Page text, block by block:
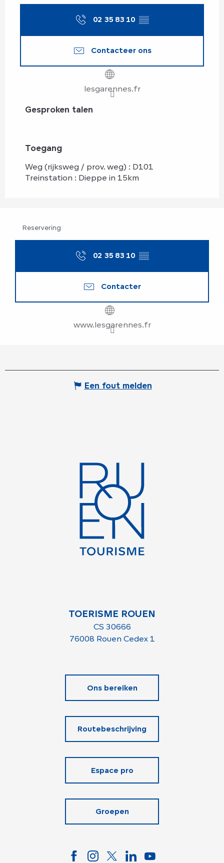
02 35 83 10 ▒▒
Contacteer ons
lesgarennes.fr
Gesproken talen
Gesproken talen
Toegang
Toegang
Weg (rijksweg / prov. weg) : D101
Treinstation : Dieppe in 15km
Reservering
02 35 83 10 ▒▒
Contacter
www.lesgarennes.fr
Een fout melden
TOERISME ROUEN
CS 30666
76008 Rouen Cedex 1
Ons bereiken
Routebeschrijving
Espace pro
Groepen